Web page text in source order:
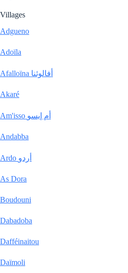
Villages
Adgueno
Adoïla
Afalloïna أفالوئنا
Akaré
Am'isso أم إيسو
Andabba
Ardo أردو
As Dora
Boudouni
Dabadoba
Dafféinaitou
Daïmoli